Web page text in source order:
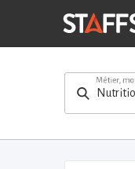
Métier,